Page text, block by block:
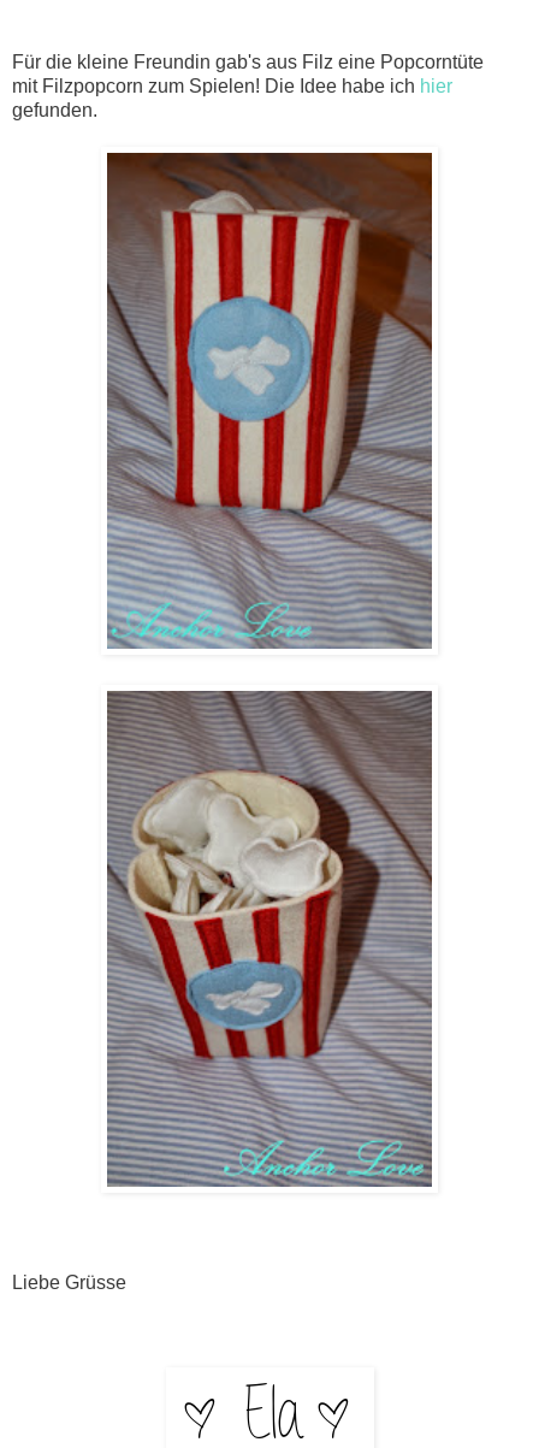
Für die kleine Freundin gab's aus Filz eine Popcorntüte
mit Filzpopcorn zum Spielen! Die Idee habe ich hier
gefunden.
Liebe Grüsse